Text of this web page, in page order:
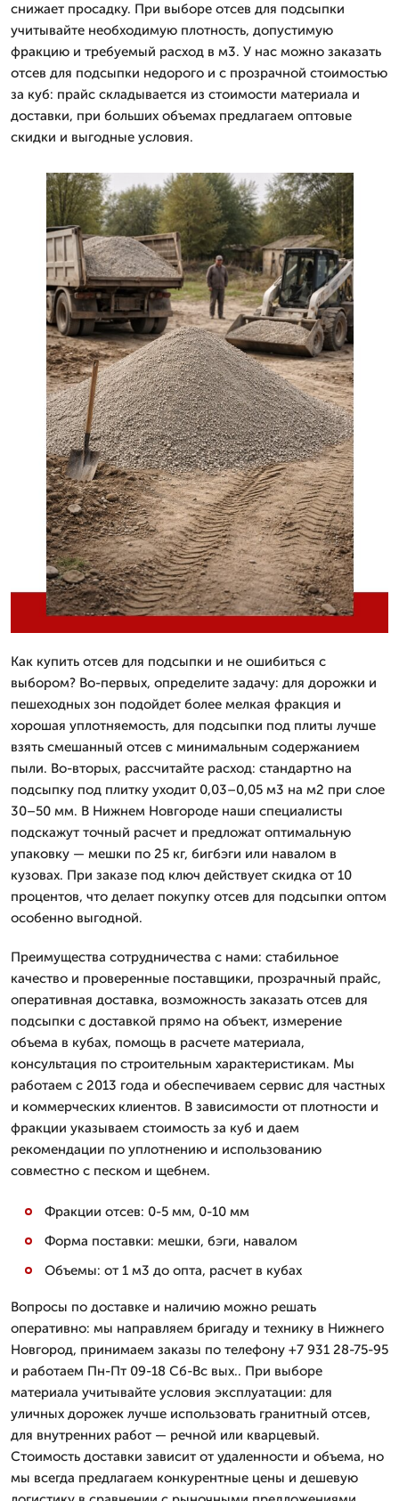
снижает просадку. При выборе отсев для подсыпки
учитывайте необходимую плотность, допустимую
фракцию и требуемый расход в м3. У нас можно заказать
отсев для подсыпки недорого и с прозрачной стоимостью
за куб: прайс складывается из стоимости материала и
доставки, при больших объемах предлагаем оптовые
скидки и выгодные условия.
Как купить отсев для подсыпки и не ошибиться с
выбором? Во-первых, определите задачу: для дорожки и
пешеходных зон подойдет более мелкая фракция и
хорошая уплотняемость, для подсыпки под плиты лучше
взять смешанный отсев с минимальным содержанием
пыли. Во-вторых, рассчитайте расход: стандартно на
подсыпку под плитку уходит 0,03–0,05 м3 на м2 при слое
30–50 мм. В Нижнем Новгороде наши специалисты
подскажут точный расчет и предложат оптимальную
упаковку — мешки по 25 кг, бигбэги или навалом в
кузовах. При заказе под ключ действует скидка от 10
процентов, что делает покупку отсев для подсыпки оптом
особенно выгодной.
Преимущества сотрудничества с нами: стабильное
качество и проверенные поставщики, прозрачный прайс,
оперативная доставка, возможность заказать отсев для
подсыпки с доставкой прямо на объект, измерение
объема в кубах, помощь в расчете материала,
консультация по строительным характеристикам. Мы
работаем с 2013 года и обеспечиваем сервис для частных
и коммерческих клиентов. В зависимости от плотности и
фракции указываем стоимость за куб и даем
рекомендации по уплотнению и использованию
совместно с песком и щебнем.
Фракции отсев: 0-5 мм, 0-10 мм
Форма поставки: мешки, бэги, навалом
Объемы: от 1 м3 до опта, расчет в кубах
Вопросы по доставке и наличию можно решать
оперативно: мы направляем бригаду и технику в Нижнего
Новгород, принимаем заказы по телефону +7 931 28-75-95
и работаем Пн-Пт 09-18 Сб-Вс вых.. При выборе
материала учитывайте условия эксплуатации: для
уличных дорожек лучше использовать гранитный отсев,
для внутренних работ — речной или кварцевый.
Стоимость доставки зависит от удаленности и объема, но
мы всегда предлагаем конкурентные цены и дешевую